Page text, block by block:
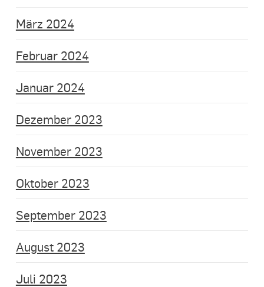
März 2024
Februar 2024
Januar 2024
Dezember 2023
November 2023
Oktober 2023
September 2023
August 2023
Juli 2023